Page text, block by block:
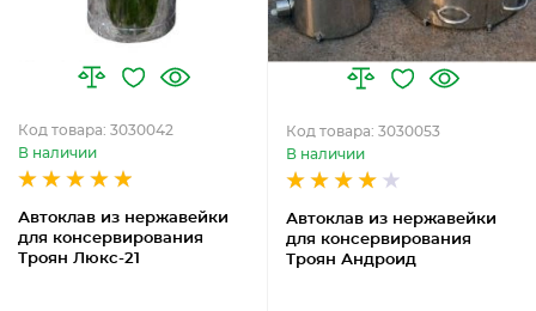
Автоклав из нержавейки
для консервирования
Троян Люкс-21
Код товара: 3030042
В наличии
Автоклав из нержавейки
для консервирования
Троян Андроид
Код товара: 3030053
В наличии